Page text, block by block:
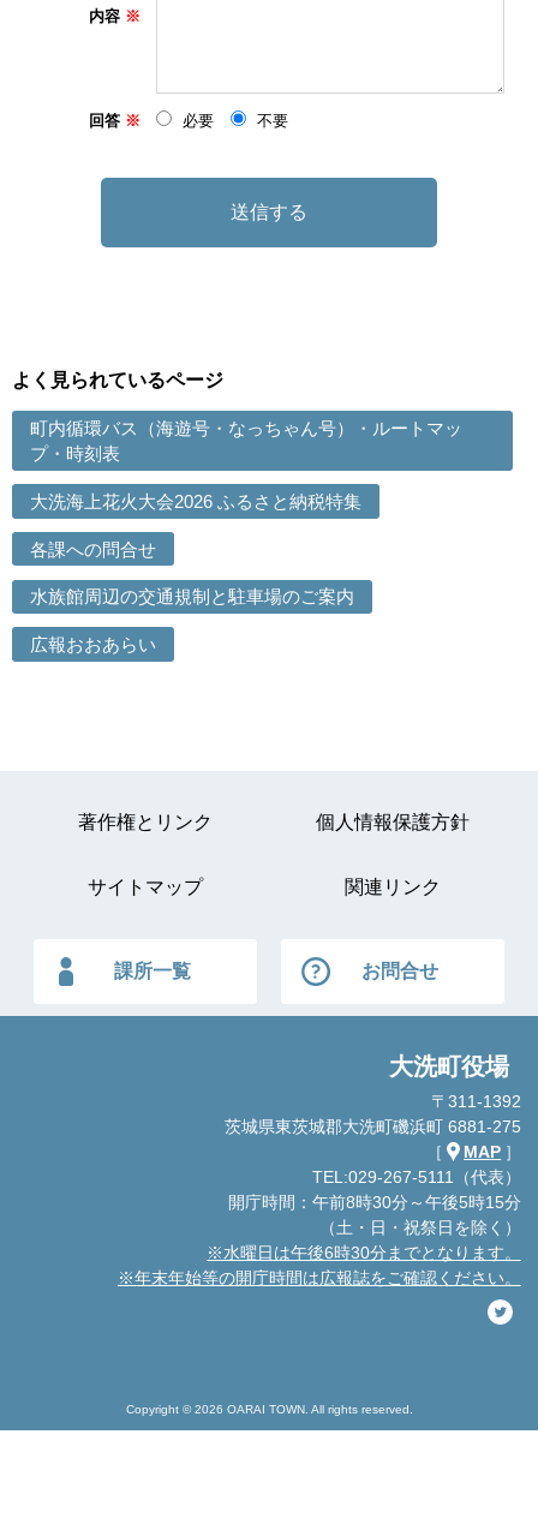
内容
回答 必要 不要
よく見られているページ
町内循環バス（海遊号・なっちゃん号）・ルートマッ
プ・時刻表
大洗海上花火大会2026 ふるさと納税特集
各課への問合せ
水族館周辺の交通規制と駐車場のご案内
広報おおあらい
著作権とリンク 個人情報保護方針
サイトマップ 関連リンク
課所一覧 お問合せ
大洗町役場
〒311-1392
茨城県東茨城郡大洗町磯浜町 6881-275
［
MAP ］
TEL:029-267-5111（代表）
開庁時間：午前8時30分～午後5時15分
（土・日・祝祭日を除く）
※水曜日は午後6時30分までとなります。
※年末年始等の開庁時間は広報誌をご確認ください。
Copyright © 2026 OARAI TOWN. All rights reserved.